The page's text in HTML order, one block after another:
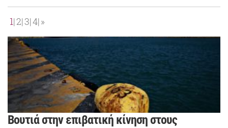
1 2 3 4 »
Βουτιά στην επιβατική κίνηση στους